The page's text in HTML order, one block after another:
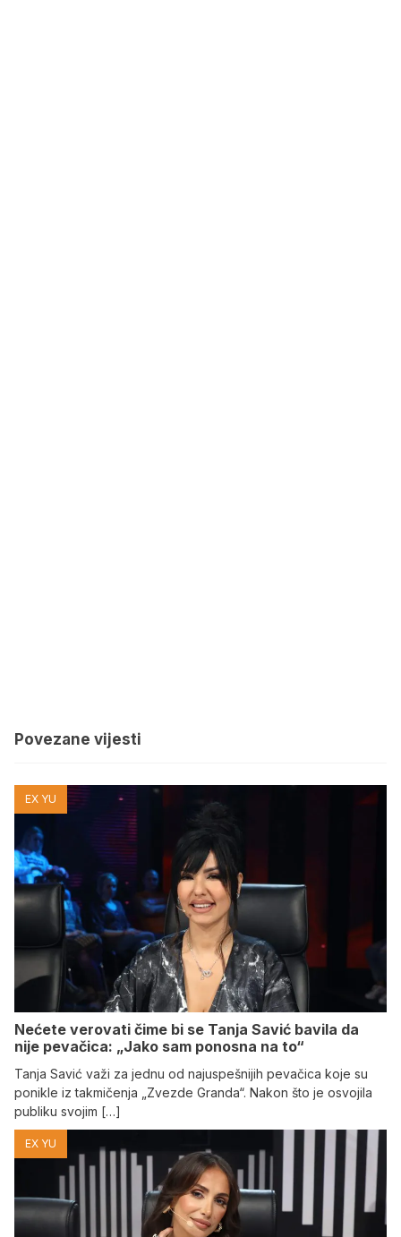
Povezane vijesti
EX YU
Nećete verovati čime bi se Tanja Savić bavila da
nije pevačica: „Jako sam ponosna na to“
Tanja Savić važi za jednu od najuspešnijih pevačica koje su
ponikle iz takmičenja „Zvezde Granda“. Nakon što je osvojila
publiku svojim […]
EX YU